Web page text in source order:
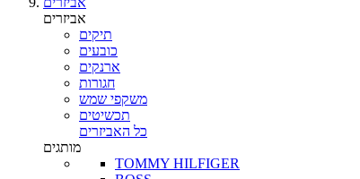
אביזרים
תיקים
כובעים
ארנקים
חגורות
משקפי שמש
תכשיטים
כל האביזרים
מותגים
TOMMY HILFIGER